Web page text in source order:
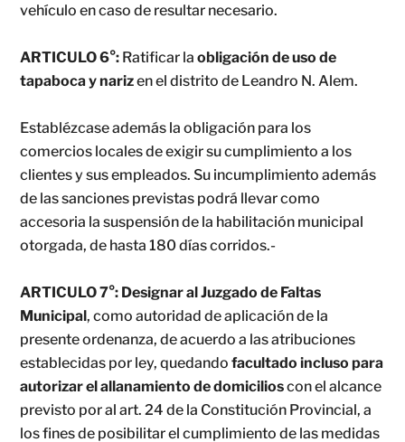
vehículo en caso de resultar necesario.
ARTICULO 6°: Ratificar laobligación de uso de
tapaboca y narizen el distrito de Leandro N. Alem.
Establézcase además la obligación para los
comercios locales de exigir su cumplimiento a los
clientes y sus empleados. Su incumplimiento además
de las sanciones previstas podrá llevar como
accesoria la suspensión de la habilitación municipal
otorgada, de hasta 180 días corridos.-
ARTICULO 7°: Designar al Juzgado de Faltas
Municipal, como autoridad de aplicación de la
presente ordenanza, de acuerdo a las atribuciones
establecidas por ley, quedandofacultado incluso para
autorizar el allanamiento de domicilioscon el alcance
previsto por al art. 24 de la Constitución Provincial, a
los fines de posibilitar el cumplimiento de las medidas